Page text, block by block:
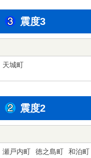
震度3
天城町
震度2
瀬戸内町 徳之島町 和泊町